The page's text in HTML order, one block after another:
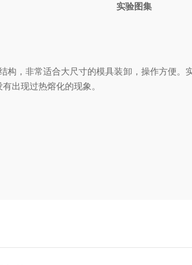
实验图集
，非常适合大尺寸的模具装卸，操作方便
出现过热熔化的现象。